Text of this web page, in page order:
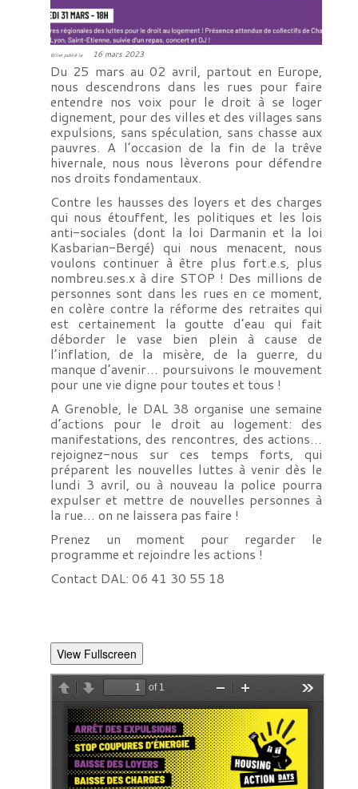
Billet publié le 16 mars 2023
Du 25 mars au 02 avril, partout en Europe,
nous descendrons dans les rues pour faire
entendre nos voix pour le droit à se loger
dignement, pour des villes et des villages sans
expulsions, sans spéculation, sans chasse aux
pauvres. A l’occasion de la fin de la trêve
hivernale, nous nous lèverons pour défendre
nos droits fondamentaux.
Contre les hausses des loyers et des charges
qui nous étouffent, les politiques et les lois
anti-sociales (dont la loi Darmanin et la loi
Kasbarian-Bergé) qui nous menacent, nous
voulons continuer à être plus fort.e.s, plus
nombreu.ses.x à dire STOP ! Des millions de
personnes sont dans les rues en ce moment,
en colère contre la réforme des retraites qui
est certainement la goutte d’eau qui fait
déborder le vase bien plein à cause de
l’inflation, de la misère, de la guerre, du
manque d’avenir… poursuivons le mouvement
pour une vie digne pour toutes et tous !
A Grenoble, le DAL 38 organise une semaine
d’actions pour le droit au logement: des
manifestations, des rencontres, des actions…
rejoignez-nous sur ces temps forts, qui
préparent les nouvelles luttes à venir dès le
lundi 3 avril, ou à nouveau la police pourra
expulser et mettre de nouvelles personnes à
la rue… on ne laissera pas faire !
Prenez un moment pour regarder le
programme et rejoindre les actions !
Contact DAL: 06 41 30 55 18
View Fullscreen